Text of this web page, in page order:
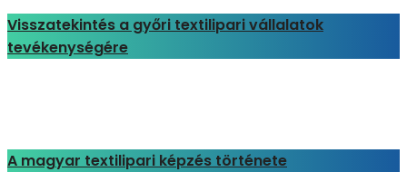
Visszatekintés a győri textilipari vállalatok
tevékenységére
A magyar textilipari képzés története